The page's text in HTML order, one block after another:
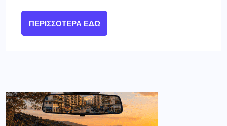
ΠΕΡΙΣΣΌΤΕΡΑ ΕΔΏ